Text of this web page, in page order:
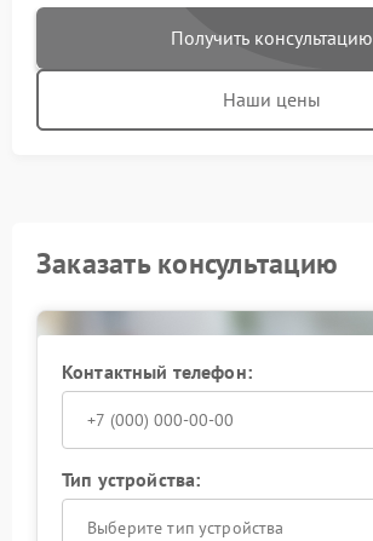
Получить консультацию
Наши цены
Заказать консультацию
Контактный телефон:
Тип устройства:
Выберите тип устройства